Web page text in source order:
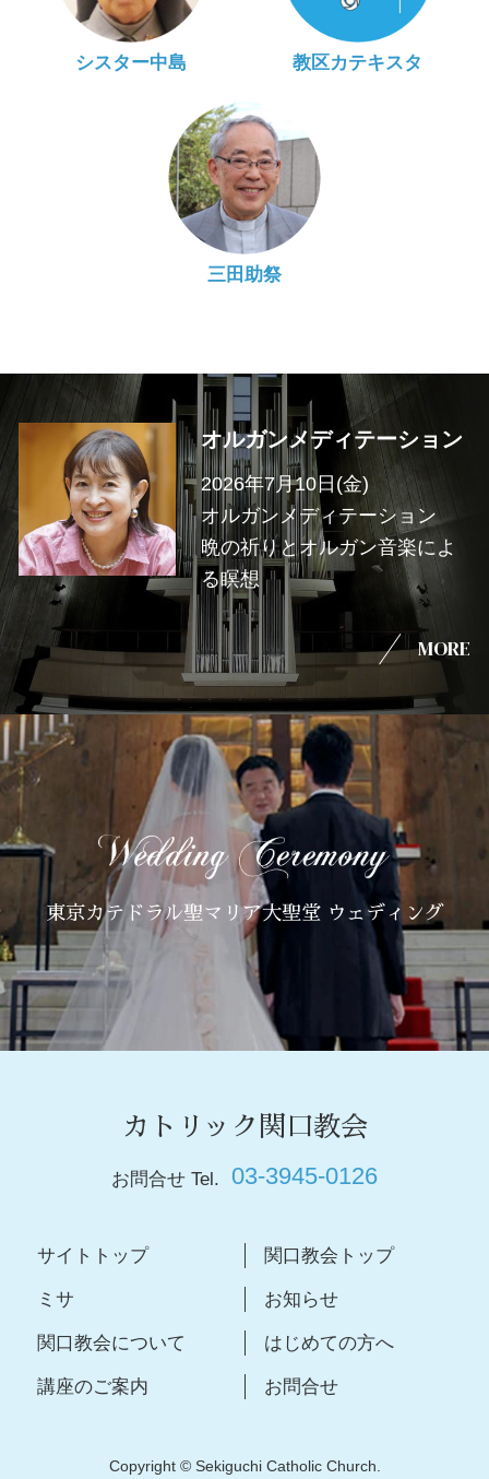
シスター中島 教区カテキスタ
三田助祭
オルガンメディテーション
2026年7月10日(金)
オルガンメディテーション
晩の祈りとオルガン音楽によ
る瞑想
MORE
東京カテドラル聖マリア大聖堂 ウェディング
カトリック関口教会
お問合せ Tel. 03-3945-0126
サイトトップ 関口教会トップ
ミサ お知らせ
関口教会について はじめての方へ
講座のご案内 お問合せ
Copyright © Sekiguchi Catholic Church.